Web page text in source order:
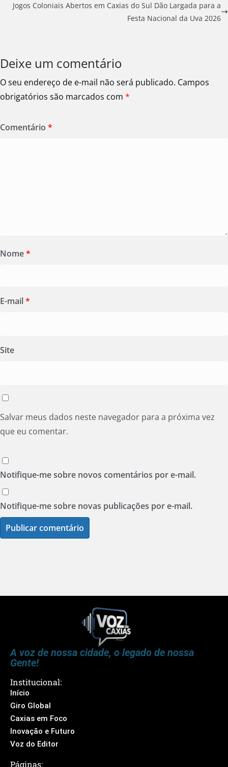
Jogos Coloniais Abertos em Caxias do Sul Dão Largada para a
Festa Nacional da Uva 2026
Deixe um comentário
O seu endereço de e-mail não será publicado. Campos
obrigatórios são marcados com *
Comentário *
Nome*
E-mail*
Site
Salvar meus dados neste navegador para a próxima vez
que eu comentar.
Notifique-me sobre novos comentários por e-mail.
Notifique-me sobre novas publicações por e-mail.
A voz de nossa cidade, o legado de nossa
Gente!
Institucional:
Início
Giro Global
Caxias em Foco
Inovação e Futuro
Voz do Editor
Páginas: